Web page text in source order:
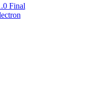
Final